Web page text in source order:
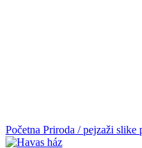
Početna Priroda / pejzaži slike